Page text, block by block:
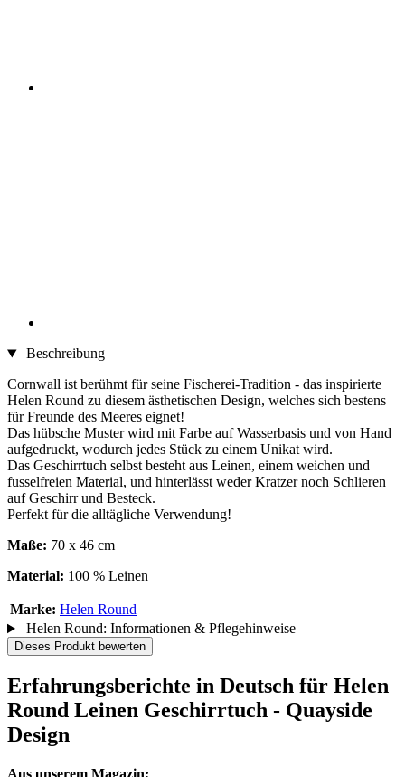
Beschreibung
Cornwall ist berühmt für seine Fischerei-Tradition - das inspirierte
Helen Round zu diesem ästhetischen Design, welches sich bestens
für Freunde des Meeres eignet!
Das hübsche Muster wird mit Farbe auf Wasserbasis und von Hand
aufgedruckt, wodurch jedes Stück zu einem Unikat wird.
Das Geschirrtuch selbst besteht aus Leinen, einem weichen und
fusselfreien Material, und hinterlässt weder Kratzer noch Schlieren
auf Geschirr und Besteck.
Perfekt für die alltägliche Verwendung!
Maße: 70 x 46 cm
Material: 100 % Leinen
Marke: Helen Round
Helen Round: Informationen & Pflegehinweise
Dieses Produkt bewerten
Erfahrungsberichte in Deutsch für Helen
Round Leinen Geschirrtuch - Quayside
Design